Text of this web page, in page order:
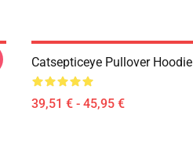
Catsepticeye Pullover Hoodie
39,51 € - 45,95 €